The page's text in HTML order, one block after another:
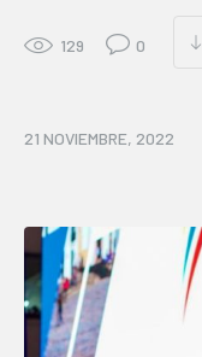
129 0
21 NOVIEMBRE, 2022